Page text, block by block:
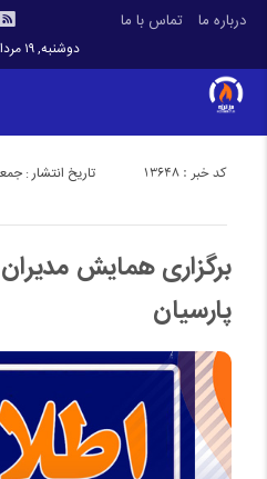
درباره ما تماس با ما
دوشنبه, ۱۹ مرداد , ۱۴۰۵
تاریخ انتشار : جمعه 22 فروردین 1404 - کد خبر : 13648
برگزاری همایش
پارسیان